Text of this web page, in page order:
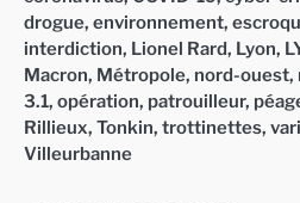
drogue, environnement,
interdiction, Lionel Rard, Lyon,
Macron, Métropole, nord-ouest,
3.1, opération, patrouilleur,
Rillieux, Tonkin, trottinettes,
Villeurbanne